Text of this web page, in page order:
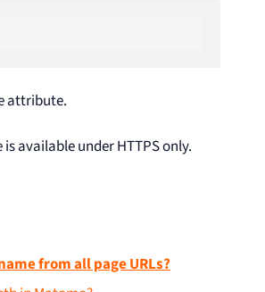
attribute.
available under HTTPS only.
from all page URLs?